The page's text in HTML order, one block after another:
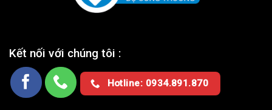
Kết nối với chúng tôi :
Hotline: 0934.891.870